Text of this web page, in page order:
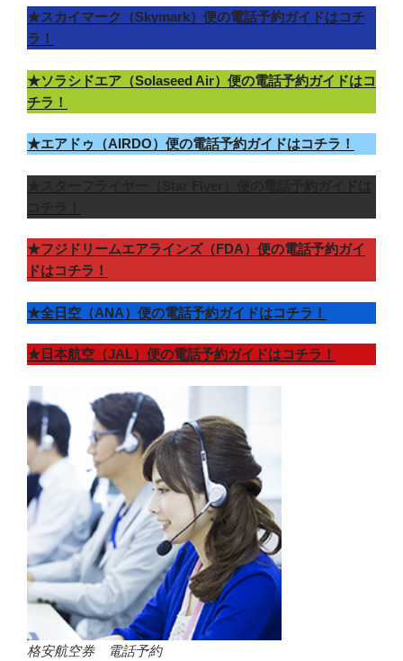
★スカイマーク（Skymark）便の電話予約ガイドはコチ
ラ！
★ソラシドエア（Solaseed Air）便の電話予約ガイドはコ
チラ！
★エアドゥ（AIRDO）便の電話予約ガイドはコチラ！
★フジドリームエアラインズ（FDA）便の電話予約ガイ
ドはコチラ！
★全日空（ANA）便の電話予約ガイドはコチラ！
★日本航空（JAL）便の電話予約ガイドはコチラ！
格安航空券 電話予約